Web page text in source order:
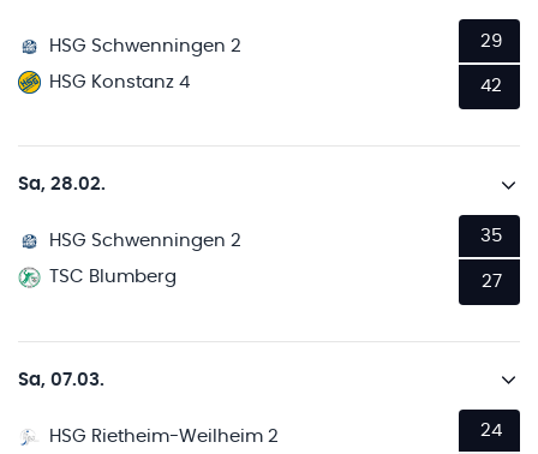
HSG Schwenningen 2
HSG Konstanz 4
29
42
Sa, 28.02.
HSG Schwenningen 2
TSC Blumberg
35
27
Sa, 07.03.
HSG Rietheim-Weilheim 2
24